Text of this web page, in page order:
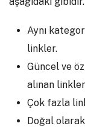
Aynı
linkler.
Güncel ve
alınan
Çok fazla
Doğal